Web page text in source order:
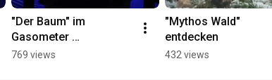
"Der Baum" im
Gasometer
Oberhausen
769 views
"Mythos Wald"
entdecken
432 views